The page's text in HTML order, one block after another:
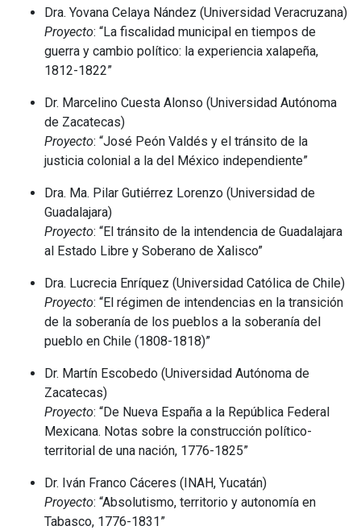
Dra. Yovana Celaya Nández (Universidad Veracruzana)
Proyecto: “La fiscalidad municipal en tiempos de
guerra y cambio político: la experiencia xalapeña,
1812-1822”
Dr. Marcelino Cuesta Alonso (Universidad Autónoma
de Zacatecas)
Proyecto: “José Peón Valdés y el tránsito de la
justicia colonial a la del México independiente”
Dra. Ma. Pilar Gutiérrez Lorenzo (Universidad de
Guadalajara)
Proyecto: “El tránsito de la intendencia de Guadalajara
al Estado Libre y Soberano de Xalisco”
Dra. Lucrecia Enríquez (Universidad Católica de Chile)
Proyecto: “El régimen de intendencias en la transición
de la soberanía de los pueblos a la soberanía del
pueblo en Chile (1808-1818)”
Dr. Martín Escobedo (Universidad Autónoma de
Zacatecas)
Proyecto: “De Nueva España a la República Federal
Mexicana. Notas sobre la construcción político-
territorial de una nación, 1776-1825”
Dr. Iván Franco Cáceres (INAH, Yucatán)
Proyecto: “Absolutismo, territorio y autonomía en
Tabasco, 1776-1831”